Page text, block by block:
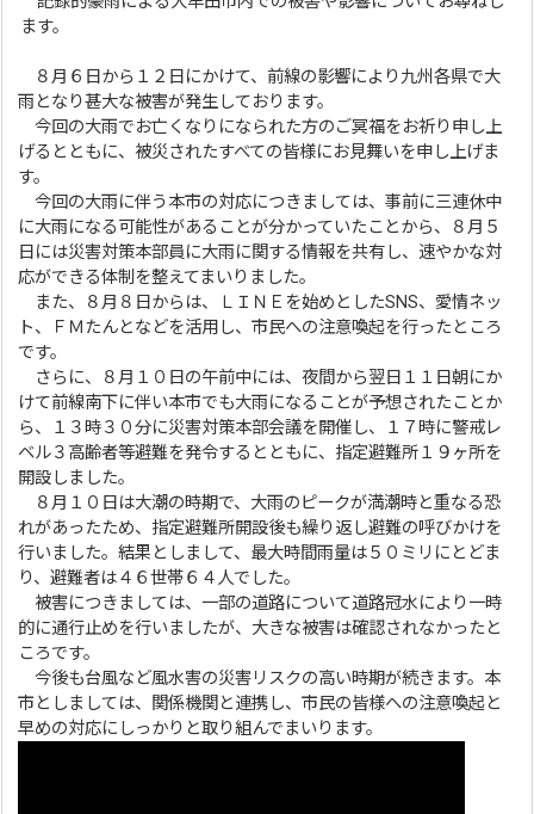
ます。
８月６日から１２日にかけて、前線の影響により九州各県で大
雨となり甚大な被害が発生しております。
今回の大雨でお亡くなりになられた方のご冥福をお祈り申し上
げるとともに、被災されたすべての皆様にお見舞いを申し上げま
す。
今回の大雨に伴う本市の対応につきましては、事前に三連休中
に大雨になる可能性があることが分かっていたことから、８月５
日には災害対策本部員に大雨に関する情報を共有し、速やかな対
応ができる体制を整えてまいりました。
また、８月８日からは、ＬＩＮＥを始めとしたSNS、愛情ネッ
ト、ＦＭたんとなどを活用し、市民への注意喚起を行ったところ
です。
さらに、８月１０日の午前中には、夜間から翌日１１日朝にか
けて前線南下に伴い本市でも大雨になることが予想されたことか
ら、１３時３０分に災害対策本部会議を開催し、１７時に警戒レ
ベル３高齢者等避難を発令するとともに、指定避難所１９ヶ所を
開設しました。
８月１０日は大潮の時期で、大雨のピークが満潮時と重なる恐
れがあったため、指定避難所開設後も繰り返し避難の呼びかけを
行いました。結果としまして、最大時間雨量は５０ミリにとどま
り、避難者は４６世帯６４人でした。
被害につきましては、一部の道路について道路冠水により一時
的に通行止めを行いましたが、大きな被害は確認されなかったと
ころです。
今後も台風など風水害の災害リスクの高い時期が続きます。本
市としましては、関係機関と連携し、市民の皆様への注意喚起と
早めの対応にしっかりと取り組んでまいります。